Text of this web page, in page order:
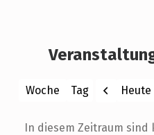
Woche Tag
Monat
Jahr
Zurück
Heute
In diesem Zeitraum sind